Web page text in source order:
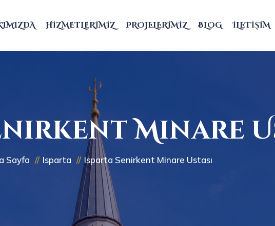
HIZMETLERIMIZ PROJELERIMIZ BLOG İLETIŞIM
Minare
Sayfa Isparta Isparta Senirkent Minare Ustası